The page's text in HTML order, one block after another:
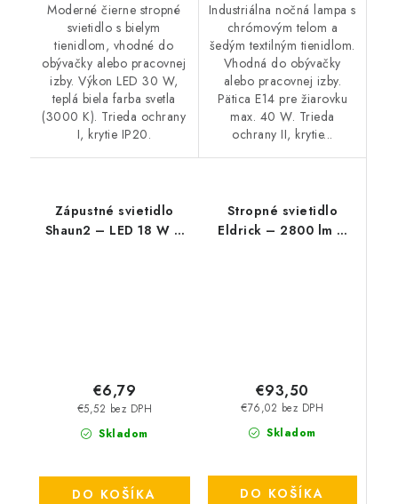
Moderné čierne stropné
svietidlo s bielym
tienidlom, vhodné do
obývačky alebo pracovnej
izby. Výkon LED 30 W,
teplá biela farba svetla
(3000 K). Trieda ochrany
I, krytie IP20.
Industriálna nočná lampa s
chrómovým telom a
šedým textilným tienidlom.
Vhodná do obývačky
alebo pracovnej izby.
Pätica E14 pre žiarovku
max. 40 W. Trieda
ochrany II, krytie...
Zápustné svietidlo
Shaun2 – LED 18 W –
Skladom
€5,52 bez DPH
€6,79
DO KOŠÍKA
Stropné svietidlo
Eldrick – 2800 lm –
Skladom
€76,02 bez DPH
€93,50
DO KOŠÍKA